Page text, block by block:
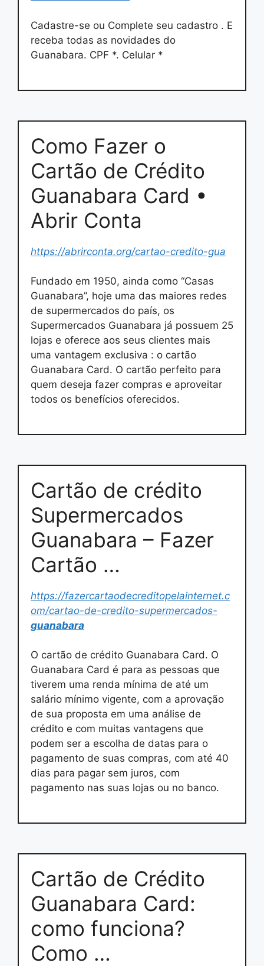
Cadastre-se ou Complete seu cadastro . E
receba todas as novidades do
Guanabara. CPF *. Celular *
Como Fazer o
Cartão de Crédito
Guanabara Card •
Abrir Conta
https://abrirconta.org/cartao-credito-gua
Fundado em 1950, ainda como “Casas
Guanabara”, hoje uma das maiores redes
de supermercados do país, os
Supermercados Guanabara já possuem 25
lojas e oferece aos seus clientes mais
uma vantagem exclusiva : o cartão
Guanabara Card. O cartão perfeito para
quem deseja fazer compras e aproveitar
todos os benefícios oferecidos.
Cartão de crédito
Supermercados
Guanabara – Fazer
Cartão …
https://fazercartaodecreditopelainternet.c
om/cartao-de-credito-supermercados-
guanabara
O cartão de crédito Guanabara Card. O
Guanabara Card é para as pessoas que
tiverem uma renda mínima de até um
salário mínimo vigente, com a aprovação
de sua proposta em uma análise de
crédito e com muitas vantagens que
podem ser a escolha de datas para o
pagamento de suas compras, com até 40
dias para pagar sem juros, com
pagamento nas suas lojas ou no banco.
Cartão de Crédito
Guanabara Card:
como funciona?
Como …